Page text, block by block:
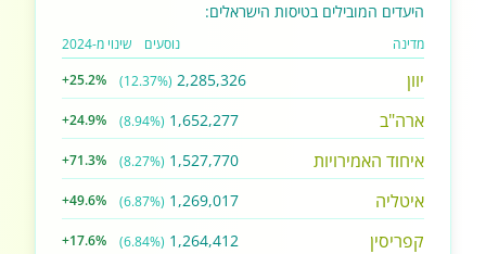
היעדים המובילים בטיסות הישראלים:
מדינה נוסעים שינוי מ-2024
יוון 2,285,326
(12.37%)
+25.2%
ארה"ב 1,652,277
(8.94%)
+24.9%
איחוד האמירויות 1,527,770
(8.27%)
+71.3%
איטליה 1,269,017
(6.87%)
+49.6%
קפריסין 1,264,412
(6.84%)
+17.6%